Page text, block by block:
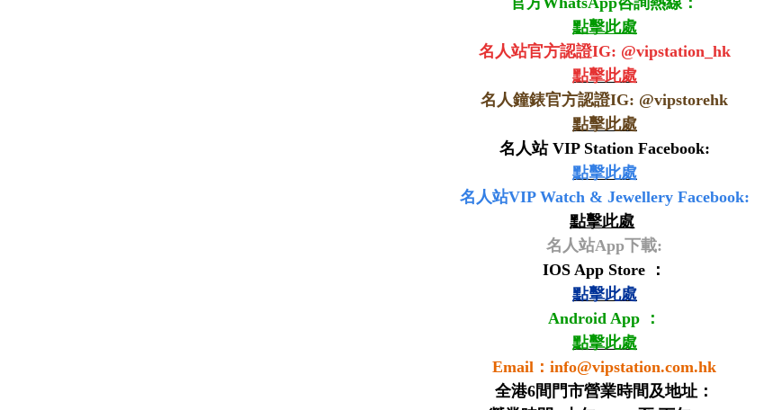
點擊此處
名人站官方認證IG: @vipstation_hk
點擊此處
名人鐘錶官方認證IG: @vipstorehk
點擊此處
名人站 VIP Station Facebook:
點擊此處
名人站VIP Watch & Jewellery Facebook:
點擊此處
名人站App下載:
IOS App Store ：
點擊此處
Android App ：
點擊此處
Email：info@vipstation.com.hk
全港6間門市營業時間及地址：